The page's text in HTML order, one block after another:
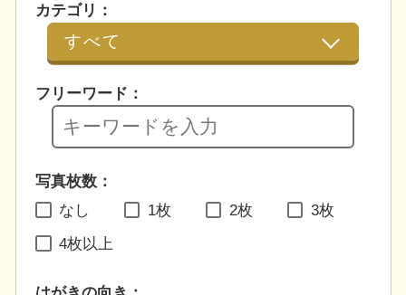
カテゴリ：
フリーワード：
写真枚数：
なし
1枚 2枚 3枚
4枚以上